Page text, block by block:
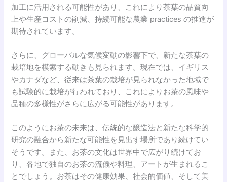
加工に活用される可能性があり、これにより茶葉の品質向
上や生産コストの削減、持続可能な農業 practices の推進が
期待されています。
さらに、グローバルな気候変動の影響下で、新たな茶葉の
栽培地を模索する動きも見られます。現在では、イギリス
やカナダなど、従来は茶葉の栽培が見られなかった地域で
も試験的に栽培が行われており、これによりお茶の風味や
品種の多様性がさらに広がる可能性があります。
このようにお茶の未来は、伝統的な醸造法と新たな科学的
研究の融合から新たな可能性を見出す場所であり続けてい
そうです。また、お茶の文化は世界中で広がり続けてお
り、各地で独自のお茶の流儀や料理、アートが生まれるこ
とでしょう。お茶はその健康効果、社会的価値、そして美